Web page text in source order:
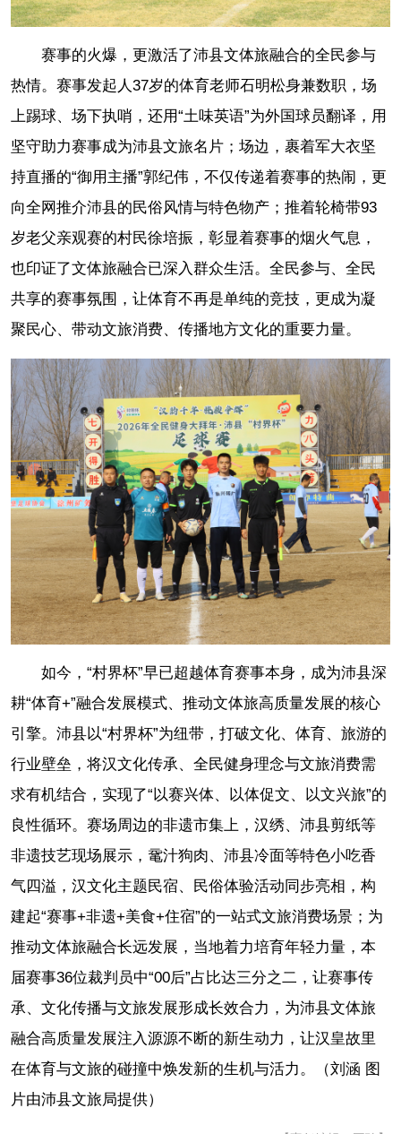
赛事的火爆，更激活了沛县文体旅融合的全民参与
热情。赛事发起人37岁的体育老师石明松身兼数职，场
上踢球、场下执哨，还用“土味英语”为外国球员翻译，用
坚守助力赛事成为沛县文旅名片；场边，裹着军大衣坚
持直播的“御用主播”郭纪伟，不仅传递着赛事的热闹，更
向全网推介沛县的民俗风情与特色物产；推着轮椅带93
岁老父亲观赛的村民徐培振，彰显着赛事的烟火气息，
也印证了文体旅融合已深入群众生活。全民参与、全民
共享的赛事氛围，让体育不再是单纯的竞技，更成为凝
聚民心、带动文旅消费、传播地方文化的重要力量。
如今，“村界杯”早已超越体育赛事本身，成为沛县深
耕“体育+”融合发展模式、推动文体旅高质量发展的核心
引擎。沛县以“村界杯”为纽带，打破文化、体育、旅游的
行业壁垒，将汉文化传承、全民健身理念与文旅消费需
求有机结合，实现了“以赛兴体、以体促文、以文兴旅”的
良性循环。赛场周边的非遗市集上，汉绣、沛县剪纸等
非遗技艺现场展示，鼋汁狗肉、沛县冷面等特色小吃香
气四溢，汉文化主题民宿、民俗体验活动同步亮相，构
建起“赛事+非遗+美食+住宿”的一站式文旅消费场景；为
推动文体旅融合长远发展，当地着力培育年轻力量，本
届赛事36位裁判员中“00后”占比达三分之二，让赛事传
承、文化传播与文旅发展形成长效合力，为沛县文体旅
融合高质量发展注入源源不断的新生动力，让汉皇故里
在体育与文旅的碰撞中焕发新的生机与活力。（刘涵 图
片由沛县文旅局提供）